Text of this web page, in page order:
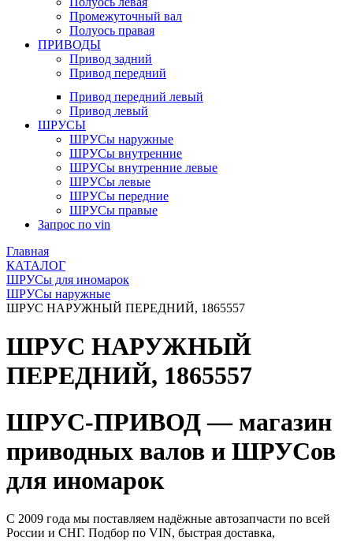
Промежуточный вал
Полуось правая
ПРИВОДЫ
Привод задний
Привод передний
Привод передний левый
Привод левый
ШРУСЫ
ШРУСы наружные
ШРУСы внутренние
ШРУСы внутренние левые
ШРУСы левые
ШРУСы передние
ШРУСы правые
Запрос по vin
Главная
КАТАЛОГ
ШРУСы для иномарок
ШРУСы наружные
ШРУС НАРУЖНЫЙ ПЕРЕДНИЙ, 1865557
ШРУС НАРУЖНЫЙ
ПЕРЕДНИЙ, 1865557
ШРУС-ПРИВОД — магазин
приводных валов и ШРУСов
для иномарок
С 2009 года мы поставляем надёжные автозапчасти по всей
России и СНГ. Подбор по VIN, быстрая доставка,